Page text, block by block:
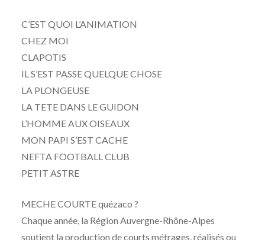
C’EST QUOI L’ANIMATION
CHEZ MOI
CLAPOTIS
IL S’EST PASSE QUELQUE CHOSE
LA PLONGEUSE
LA TETE DANS LE GUIDON
L’HOMME AUX OISEAUX
MON PAPI S’EST CACHE
NEFTA FOOTBALL CLUB
PETIT ASTRE
MECHE COURTE quézaco ?
Chaque année, la Région Auvergne-Rhône-Alpes
soutient la production de courts métrages, réalisés ou